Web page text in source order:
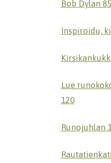
Bob Dylan
Inspiroidu,
Lue
120
Runojuhlan